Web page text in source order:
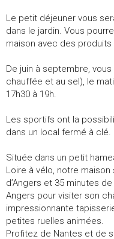
Le petit déjeuner vous
dans le jardin. Vous
maison avec des
De juin à septembre,
chauffée et au sel), le
17h30 à 19h.
Les sportifs ont la
dans un local fermé à clé.
Située dans un petit
Loire à vélo, notre
d’Angers et 35 minutes
Angers pour visiter son
impressionnante
petites ruelles animées.
Profitez de Nantes et de